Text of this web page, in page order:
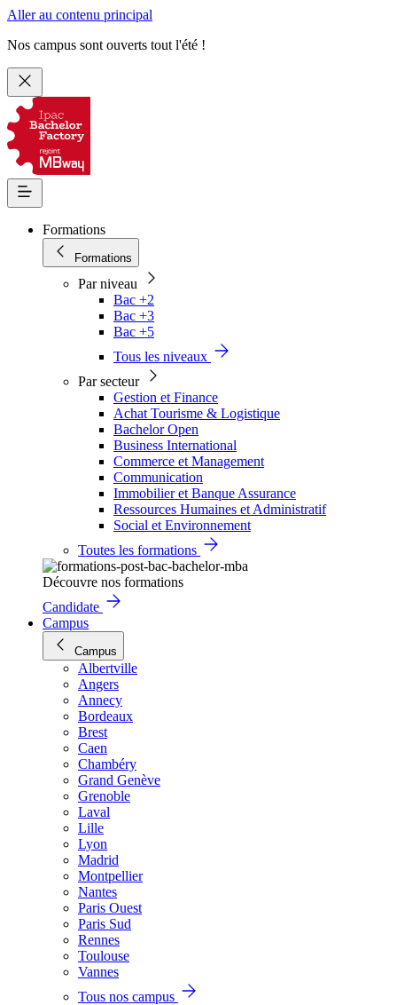
Aller au contenu principal
Nos campus sont ouverts tout l'été !
Formations
Formations
Par niveau
Bac +2
Bac +3
Bac +5
Tous les niveaux
Par secteur
Gestion et Finance
Achat Tourisme & Logistique
Bachelor Open
Business International
Commerce et Management
Communication
Immobilier et Banque Assurance
Ressources Humaines et Administratif
Social et Environnement
Toutes les formations
Découvre nos formations
Candidate
Campus
Campus
Albertville
Angers
Annecy
Bordeaux
Brest
Caen
Chambéry
Grand Genève
Grenoble
Laval
Lille
Lyon
Madrid
Montpellier
Nantes
Paris Ouest
Paris Sud
Rennes
Toulouse
Vannes
Tous nos campus